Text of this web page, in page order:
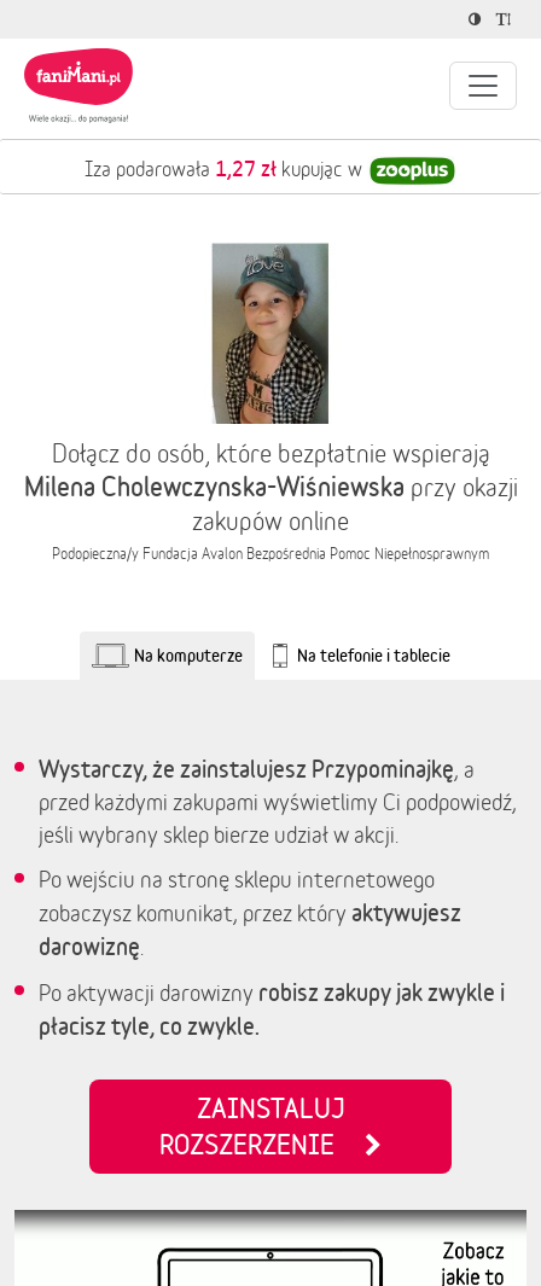
Iza podarowała 1,27 złkupując w
Dołącz do osób, które bezpłatnie wspierają
Milena Cholewczynska-Wiśniewska przy okazji
zakupów online
Podopieczna/y Fundacja Avalon Bezpośrednia Pomoc Niepełnosprawnym
Na komputerze Na telefonie i tablecie
Wystarczy, że zainstalujesz Przypominajkę, a
przed każdymi zakupami wyświetlimy Ci podpowiedź,
jeśli wybrany sklep bierze udział w akcji.
Po wejściu na stronę sklepu internetowego
zobaczysz komunikat, przez który aktywujesz
darowiznę
Po aktywacji darowizny robisz zakupy jak zwykle i
płacisz tyle, co zwykle.
ZAINSTALUJ
ROZSZERZENIE